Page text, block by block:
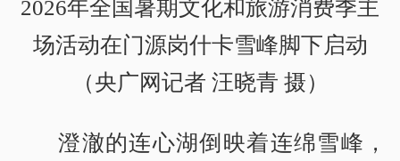
2026年全国暑期文化和旅游消费季主
场活动在门源岗什卡雪峰脚下启动
（央广网记者 汪晓青 摄）
澄澈的连心湖倒映着连绵雪峰，